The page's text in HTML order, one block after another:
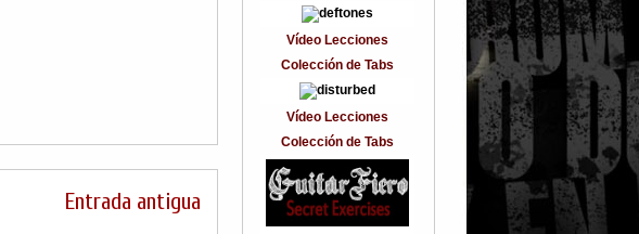
Entrada antigua
Vídeo Lecciones
Colección de Tabs
Vídeo Lecciones
Colección de Tabs